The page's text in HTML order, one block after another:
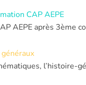
CAP AEPE
AEPE après 3ème
l’histoire-